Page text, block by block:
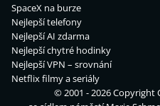
SpaceX na burze
Nejlepší telefony
Nejlepší AI zdarma
Nejlepší chytré hodinky
Nejlepší VPN – srovnání
Netflix filmy a seriály
© 2001 - 2026 Copyright